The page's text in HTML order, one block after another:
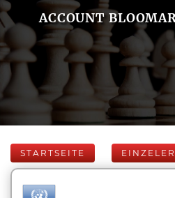
ACCOUNT
STARTSEITE